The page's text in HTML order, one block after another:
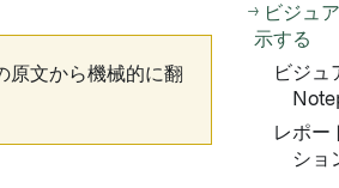
原文から機械的に翻
ビジュ
示する
ビジュ
レポー
ショ